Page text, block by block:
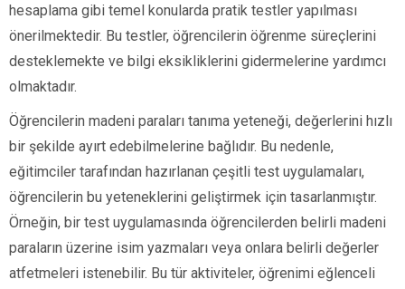
hesaplama gibi temel konularda pratik testler yapılması
önerilmektedir. Bu testler, öğrencilerin öğrenme süreçlerini
desteklemekte ve bilgi eksikliklerini gidermelerine yardımcı
olmaktadır.
Öğrencilerin madeni paraları tanıma yeteneği, değerlerini hızlı
bir şekilde ayırt edebilmelerine bağlıdır. Bu nedenle,
eğitimciler tarafından hazırlanan çeşitli test uygulamaları,
öğrencilerin bu yeteneklerini geliştirmek için tasarlanmıştır.
Örneğin, bir test uygulamasında öğrencilerden belirli madeni
paraların üzerine isim yazmaları veya onlara belirli değerler
atfetmeleri istenebilir. Bu tür aktiviteler, öğrenimi eğlenceli